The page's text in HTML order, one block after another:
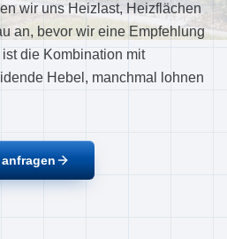
wir uns Heizlast, Heizflächen
an, bevor wir eine Empfehlung
die Kombination mit
Hebel, manchmal lohnen